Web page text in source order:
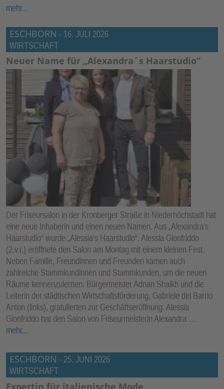
mehr...
ESCHBORN - 16. JULI 2026
WIRTSCHAFT
Neuer Name für „Alexandra´s Haarstudio“
Der Friseursalon in der Kronberger Straße in Niederhöchstadt hat
eine neue Inhaberin und einen neuen Namen. Aus „Alexandra‘s
Haarstudio“ wurde „Alessia‘s Haarstudio“. Alessia Gionfriddo
(2.v.r.) eröffnete den Salon am Montag mit einem kleinen Fest.
Neben Familie, Freundinnen und Freunden kamen auch
zahlreiche Stammkundinnen und Stammkunden, um die neuen
Räume kennenzulernen. Bürgermeister Adnan Shaikh und die
Leiterin der städtischen Wirtschaftsförderung, Gabriele del Barrio
Anton (links), gratulierten zur Geschäftseröffnung. Alessia
Gionfriddo hat den Salon von Friseurmeisterin Alexandra …
mehr...
ESCHBORN - 25. JUNI 2026
WIRTSCHAFT
Expertin für italienische Mode